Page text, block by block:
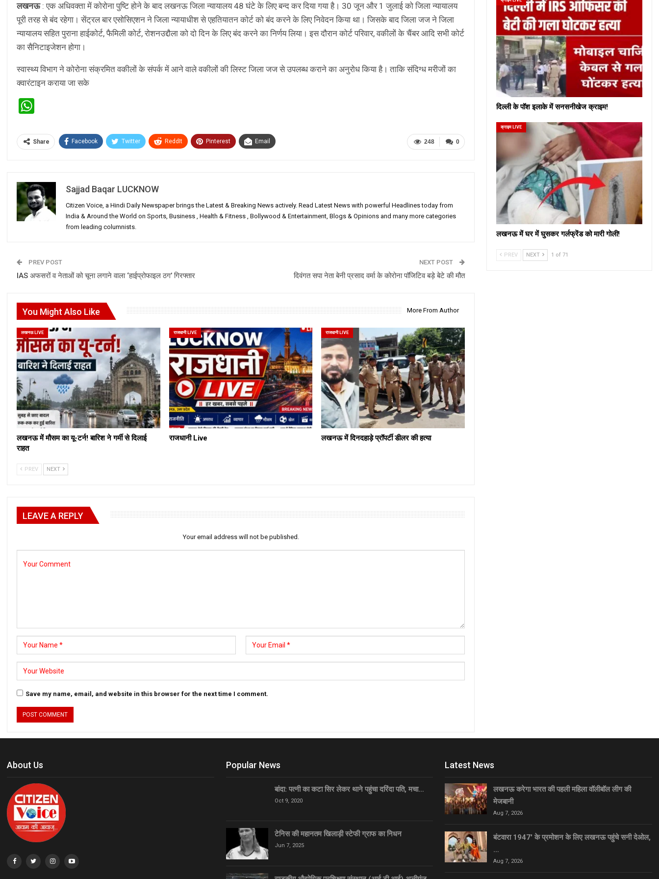
लखनऊ: एक अधिवक्ता में कोरोना पुष्टि होने के बाद लखनऊ जिला न्यायालय 48 घंटे के लिए बन्द कर दिया गया है। 30 जून और 1 जुलाई को जिला न्यायालय
पूरी तरह से बंद रहेगा। सेंट्रल बार एसोसिएशन ने जिला न्यायाधीश से एहतियातन कोर्ट को बंद करने के लिए निवेदन किया था। जिसके बाद जिला जज ने जिला
न्यायालय सहित पुराना हाईकोर्ट, फैमिली कोर्ट, रोशनउद्दौला को दो दिन के लिए बंद करने का निर्णय लिया। इस दौरान कोर्ट परिवार, वकीलों के चैंबर आदि सभी कोर्ट
का सैनिटाइजेशन होगा।
स्वास्थ्य विभाग ने कोरोना संक्रमित वकीलों के संपर्क में आने वाले वकीलों की लिस्ट जिला जज से उपलब्ध कराने का अनुरोध किया है। ताकि संदिग्ध मरीजों का
क्वारंटाइन कराया जा सके
0
248
Share Facebook Twitter ReddIt Pinterest Email
Sajjad Baqar LUCKNOW
Citizen Voice, a Hindi Daily Newspaper brings the Latest & Breaking News actively. Read Latest News with powerful Headlines today from
India & Around the World on Sports, Business , Health & Fitness , Bollywood & Entertainment, Blogs & Opinions and many more categories
from leading columnists.
PREV POST
IAS अफसरों व नेताओं को चूना लगाने वाला ‘हाईप्रोफाइल ठग’ गिरफ्तार
NEXT POST
दिवंगत सपा नेता बेनी प्रसाद वर्मा के कोरोना पाॅजिटिव बड़े बेटे की मौत
You Might Also Like More From Author
लखनऊ LIVE
लखनऊ में मौसम का यू-टर्न! बारिश ने गर्मी से दिलाई
राहत
राजधानी LIVE
राजधानी Live
राजधानी LIVE
लखनऊ में दिनदहाड़े प्रॉपर्टी डीलर की हत्या
PREV NEXT
LEAVE A REPLY
Your email address will not be published.
Save my name, email, and website in this browser for the next time I comment.
दिल्ली के पॉश इलाके में सनसनीखेज क्राइम!
क्राइम LIVE
लखनऊ में घर में घुसकर गर्लफ्रेंड को मारी गोली!
PREV NEXT 1 of 71
About Us Popular News
बांदा: पत्नी का कटा सिर लेकर थाने पहुंचा दरिंदा पति, मचा…
Oct 9, 2020
टेनिस की महानतम खिलाड़ी स्टेफी ग्राफ का निधन
Jun 7, 2025
Latest News
लखनऊ करेगा भारत की पहली महिला वॉलीबॉल लीग की
मेजबानी
Aug 7, 2026
बंटवारा 1947′ के प्रमोशन के लिए लखनऊ पहुंचे सनी देओल,
…
Aug 7, 2026